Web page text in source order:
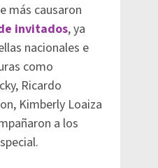
más causaron
invitados, ya
nacionales e
como
Ricardo
Kimberly Loaiza
a los